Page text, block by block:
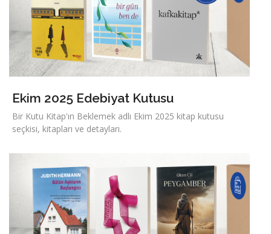
Ekim 2025 Edebiyat Kutusu
Bir Kutu Kitap'ın Beklemek adlı Ekim 2025 kitap kutusu
seçkisi, kitapları ve detayları.